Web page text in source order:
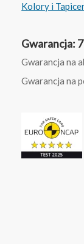
Kolory i
Gwarancja:
Gwarancja na
Gwarancja na